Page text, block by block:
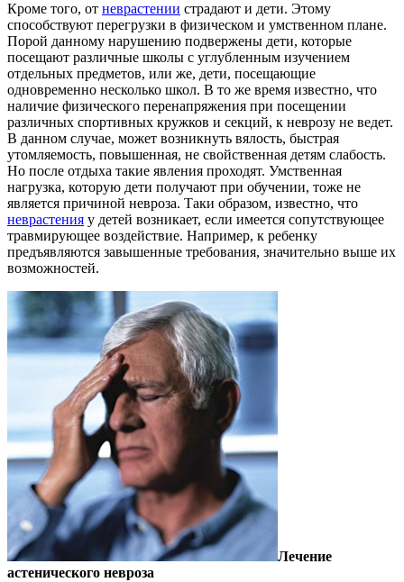
Кроме того, от неврастении страдают и дети. Этому
способствуют перегрузки в физическом и умственном плане.
Порой данному нарушению подвержены дети, которые
посещают различные школы с углубленным изучением
отдельных предметов, или же, дети, посещающие
одновременно несколько школ. В то же время известно, что
наличие физического перенапряжения при посещении
различных спортивных кружков и секций, к неврозу не ведет.
В данном случае, может возникнуть вялость, быстрая
утомляемость, повышенная, не свойственная детям слабость.
Но после отдыха такие явления проходят. Умственная
нагрузка, которую дети получают при обучении, тоже не
является причиной невроза. Таки образом, известно, что
неврастения у детей возникает, если имеется сопутствующее
травмирующее воздействие. Например, к ребенку
предъявляются завышенные требования, значительно выше их
возможностей.
Лечение
астенического невроза